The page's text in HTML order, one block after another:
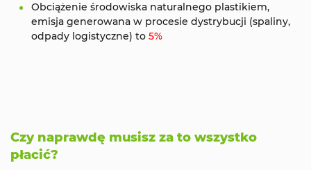
Obciążenie środowiska naturalnego plastikiem,
emisja generowana w procesie dystrybucji (spaliny,
odpady logistyczne) to 5%
Czy naprawdę musisz za to wszystko
płacić?